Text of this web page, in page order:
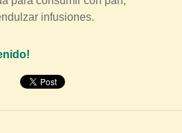
infusiones.
i